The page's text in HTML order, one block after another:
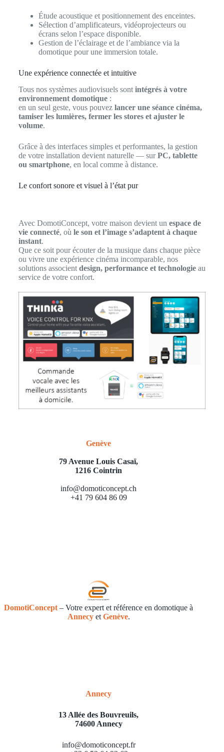
Étude acoustique et positionnement des enceintes.
Sélection d’amplificateurs, vidéoprojecteurs ou
écrans selon l’espace disponible.
Gestion de l’éclairage et de l’ambiance via la
domotique pour une immersion totale.
Une expérience connectée et intuitive
Tous nos systèmes audiovisuels sont intégrés à votre
environnement domotique:
en un seul geste, vous pouvez lancer une séance cinéma,
tamiser les lumières, fermer les stores et ajuster le
volume.
Grâce à des interfaces simples et performantes, la gestion
de votre installation devient naturelle — surPC, tablette
ou smartphone, en local comme à distance.
Le confort sonore et visuel à l’état pur
Avec DomotiConcept, votre maison devient un espace de
vie connecté, où le son et l’image s’adaptent à chaque
instant.
Que ce soit pour écouter de la musique dans chaque pièce
ou vivre une expérience cinéma incomparable, nos
solutions associent design, performance et technologieau
service de votre confort.
Genève
79 Avenue Louis Casaï,
1216 Cointrin
info@domoticoncept.ch
+41 79 604 86 09
DomotiConcept – Votre expert et référence en domotique à
Annecyet Genève.
Annecy
13 Allée des Bouvreuils,
74600 Annecy
info@domoticoncept.fr